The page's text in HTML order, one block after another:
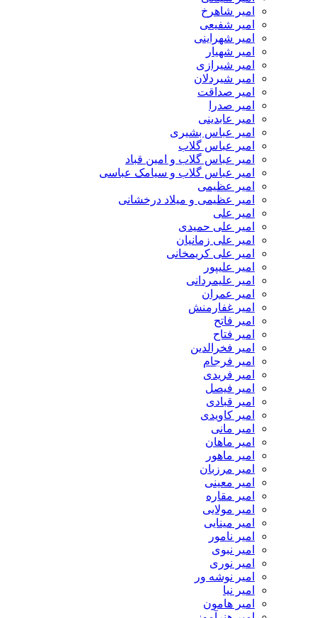
امیر شاهرخ
امیر شفیعی
امیر شهراینی
امیر شهیار
امیر شیرازی
امیر شیردلان
امیر صداقت
امیر صدرا
امیر عابدینی
امیر عباس بشیری
امیر عباس گلاب
امیر عباس گلاب و امین قباد
امیر عباس گلاب و سیامک عباسی
امیر عظیمی
امیر عظیمی و میلاد درخشانی
امیر علی
امیر علی حمیدی
امیر علی زمانیان
امیر علی کریمخانی
امیر علیپور
امیر علیمردانی
امیر عمران
امیر غفارمنش
امیر فاتح
امیر فتاح
امیر فخرالدین
امیر فرجام
امیر فریدی
امیر فیصل
امیر قبادی
امیر کاویدی
امیر مانی
امیر ماهان
امیر ماهور
امیر مرزبان
امیر معینی
امیر مقاره
امیر مولایی
امیر مینایی
امیر نامور
امیر نبوی
امیر نوری
امیر نوشه ور
امیر نیا
امیر هامون